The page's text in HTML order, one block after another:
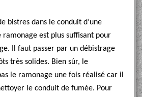
bistres dans le conduit d’une
est plus suffisant pour
Il faut passer par un débistrage
très solides. Bien sûr, le
le ramonage une fois réalisé car il
le conduit de fumée. Pour